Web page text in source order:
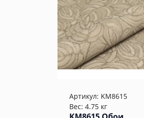
Артикул: KM8615
Вес: 4.75 кг